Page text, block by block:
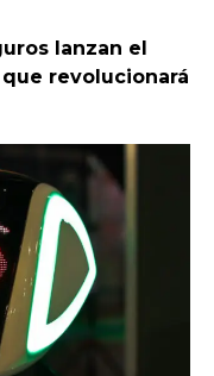
lanzan el
que revolucionará